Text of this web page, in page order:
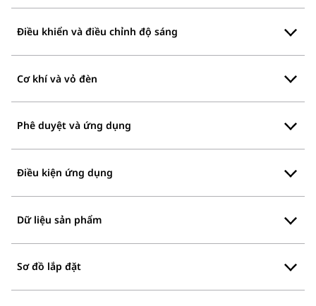
Điều khiển và điều chỉnh độ sáng
Cơ khí và vỏ đèn
Phê duyệt và ứng dụng
Điều kiện ứng dụng
Dữ liệu sản phẩm
Sơ đồ lắp đặt